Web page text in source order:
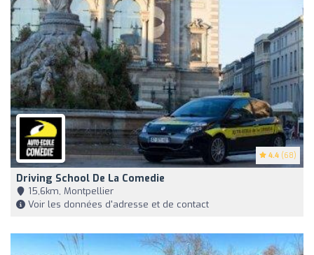
4.4 (68)
Driving School De La Comedie
15,6km, Montpellier
Voir les données d'adresse et de contact